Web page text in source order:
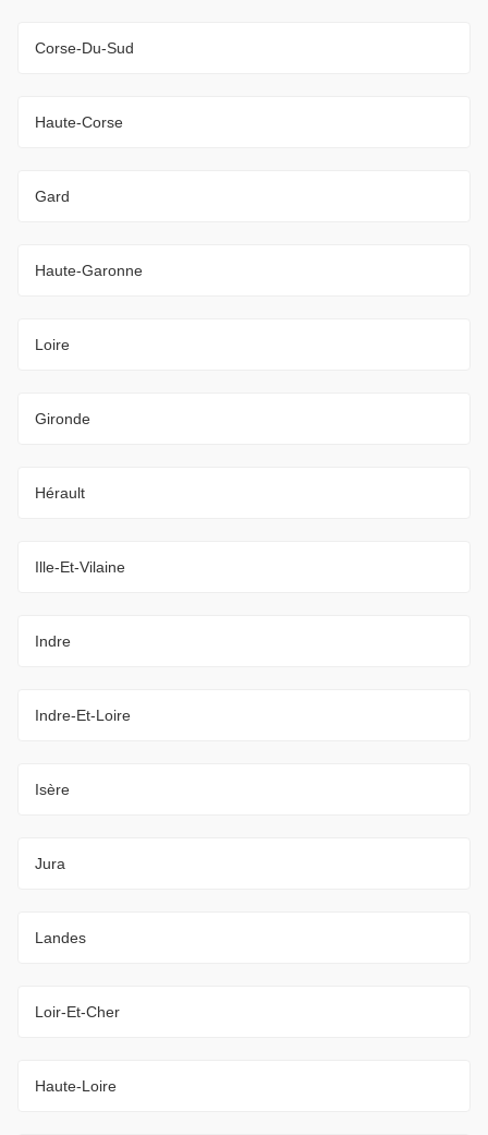
Corse-Du-Sud
Haute-Corse
Gard
Haute-Garonne
Loire
Gironde
Hérault
Ille-Et-Vilaine
Indre
Indre-Et-Loire
Isère
Jura
Landes
Loir-Et-Cher
Haute-Loire